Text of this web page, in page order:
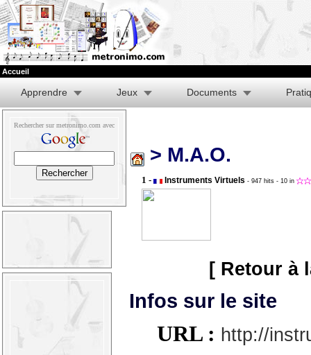
Accueil
Apprendre Jeux Documents
Rechercher sur metronimo.com avec
> M.A.O.
1 - Instruments Virtuels - 947 hits- 10 in
[ Retour à
Infos sur le site
URL : http://